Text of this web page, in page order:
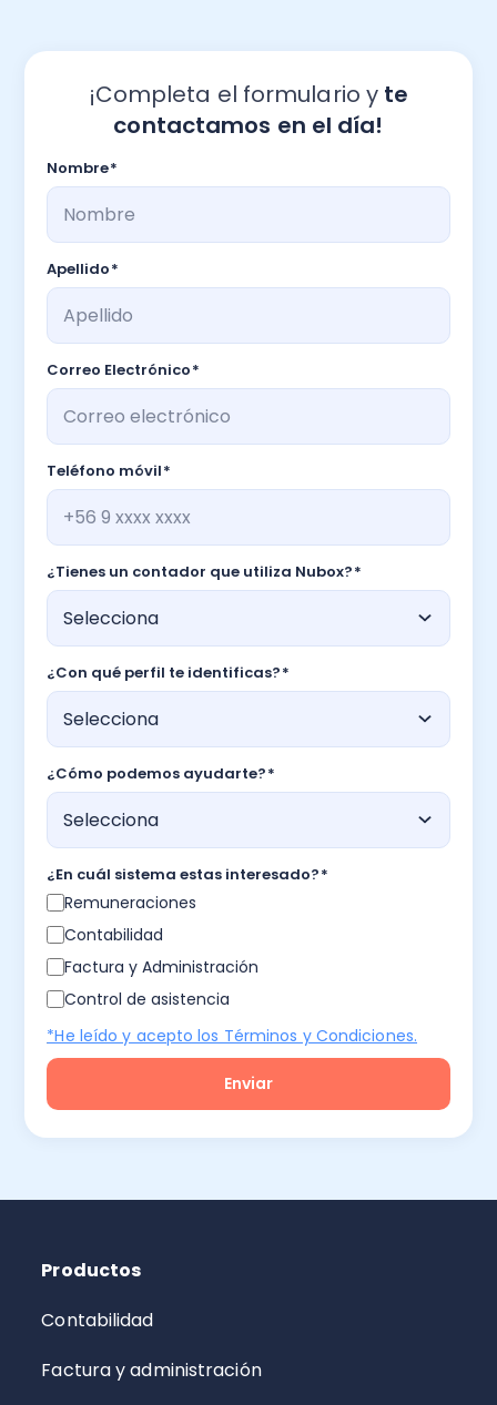
¡Completa el formulario y te
contactamos en el día!
Nombre*
Apellido*
Correo Electrónico*
Teléfono móvil*
¿Tienes un contador que utiliza Nubox?*
¿Con qué perfil te identificas?*
¿Cómo podemos ayudarte?*
¿En cuál sistema estas interesado?*
Remuneraciones
Contabilidad
Factura y Administración
Control de asistencia
*He leído y acepto los Términos y Condiciones.
Productos
Contabilidad
Factura y administración